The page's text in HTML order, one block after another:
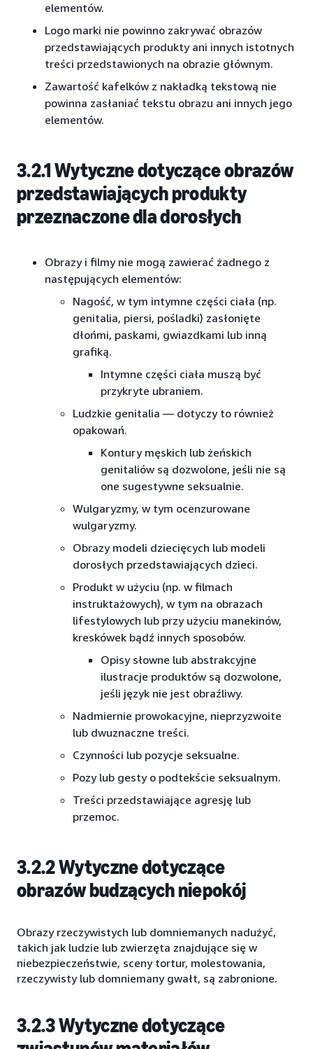
elementów.
Logo marki nie powinno zakrywać obrazów
przedstawiających produkty ani innych istotnych
treści przedstawionych na obrazie głównym.
Zawartość kafelków z nakładką tekstową nie
powinna zasłaniać tekstu obrazu ani innych jego
elementów.
3.2.1 Wytyczne dotyczące obrazów
przedstawiających produkty
przeznaczone dla dorosłych
Obrazy i filmy nie mogą zawierać żadnego z
następujących elementów:
Nagość, w tym intymne części ciała (np.
genitalia, piersi, pośladki) zasłonięte
dłońmi, paskami, gwiazdkami lub inną
grafiką.
Intymne części ciała muszą być
przykryte ubraniem.
Ludzkie genitalia — dotyczy to również
opakowań.
Kontury męskich lub żeńskich
genitaliów są dozwolone, jeśli nie są
one sugestywne seksualnie.
Wulgaryzmy, w tym ocenzurowane
wulgaryzmy.
Obrazy modeli dziecięcych lub modeli
dorosłych przedstawiających dzieci.
Produkt w użyciu (np. w filmach
instruktażowych), w tym na obrazach
lifestylowych lub przy użyciu manekinów,
kreskówek bądź innych sposobów.
Opisy słowne lub abstrakcyjne
ilustracje produktów są dozwolone,
jeśli język nie jest obraźliwy.
Nadmiernie prowokacyjne, nieprzyzwoite
lub dwuznaczne treści.
Czynności lub pozycje seksualne.
Pozy lub gesty o podtekście seksualnym.
Treści przedstawiające agresję lub
przemoc.
3.2.2 Wytyczne dotyczące
obrazów budzących niepokój
Obrazy rzeczywistych lub domniemanych nadużyć,
takich jak ludzie lub zwierzęta znajdujące się w
niebezpieczeństwie, sceny tortur, molestowania,
rzeczywisty lub domniemany gwałt, są zabronione.
3.2.3 Wytyczne dotyczące